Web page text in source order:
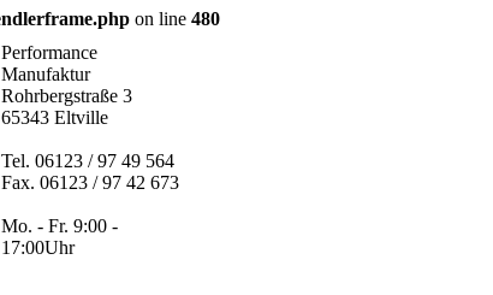
on line 480
Performance
Manufaktur
Rohrbergstraße 3
65343 Eltville
Tel. 06123 / 97 49 564
Fax. 06123 / 97 42 673
Mo. - Fr. 9:00 -
17:00Uhr